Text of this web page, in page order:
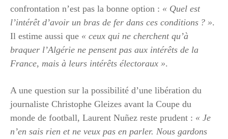
confrontation n’est pas la bonne option : « Quel est
l’intérêt d’avoir un bras de fer dans ces conditions ? ».
Il estime aussi que « ceux qui ne cherchent qu’à
braquer l’Algérie ne pensent pas aux intérêts de la
France, mais à leurs intérêts électoraux ».
A une question sur la possibilité d’une libération du
journaliste Christophe Gleizes avant la Coupe du
monde de football, Laurent Nuñez reste prudent : « Je
n’en sais rien et ne veux pas en parler. Nous gardons